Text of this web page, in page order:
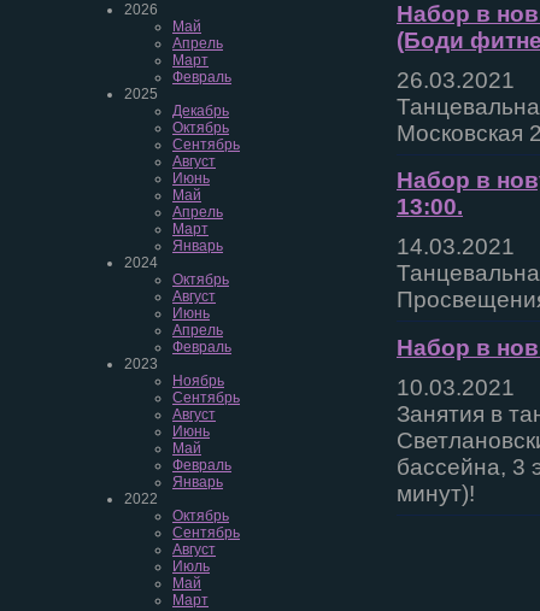
2026
Май
Апрель
Март
Февраль
2025
Декабрь
Октябрь
Сентябрь
Август
Июнь
Май
Апрель
Март
Январь
2024
Октябрь
Август
Июнь
Апрель
Февраль
2023
Ноябрь
Сентябрь
Август
Июнь
Май
Февраль
Январь
2022
Октябрь
Сентябрь
Август
Июль
Май
Март
Набор в
(Боди
26.03.2021
Московская
Набор в
13:00.
14.03.2021
Набор в
10.03.2021
Занятия в
бассейна, 3
минут)!